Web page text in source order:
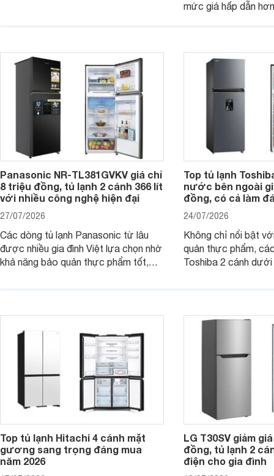
mức giá hấp dẫn
nhiều công nghệ.
Panasonic NR-TL381GVKV giá chỉ
8 triệu đồng, tủ lạnh 2 cánh 366 lít
với nhiều công nghệ hiện đại
27/07/2026
Các dòng tủ lạnh Panasonic từ lâu
được nhiều gia đình Việt lựa chọn nhờ
khả năng bảo quản thực phẩm tốt,
phân khúc khiến không ít người dùng
phải cân nhắc. Trên thị trường hiện
Top tủ lạnh
nước bên ngoài
đồng, có cả làm
24/07/2026
Không chỉ nổi bật
quản thực phẩm,
Toshiba 2 cánh
Top tủ lạnh Hitachi 4 cánh mặt
gương sang trọng đáng mua
năm 2026
LG T30SV giảm
đồng, tủ lạnh 2
điện cho gia đình